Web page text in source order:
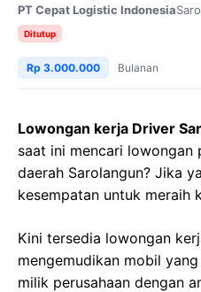
PT Cepat Logistic Indonesia
Ditutup
Rp 3.000.000 Bulanan
Lowongan kerja Driver
saat ini mencari lowongan
daerah Sarolangun? Jika
kesempatan untuk meraih
Kini tersedia lowongan
mengemudikan mobil
milik perusahaan dengan